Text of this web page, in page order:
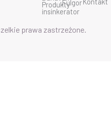
Produkty
insinkerator
Fulgor
prawa zastrzeżone.